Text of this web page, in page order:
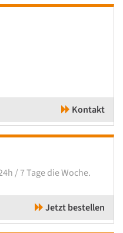
Kontakt
/ 7 Tage die Woche.
Jetzt bestellen